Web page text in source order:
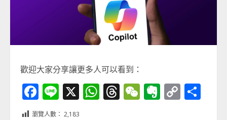
歡迎大家分享讓更多人可以看到：
Facebook
Line
X WhatsApp
Threads
WeChat
Evernote
Copy
瀏覽人數： 2,183